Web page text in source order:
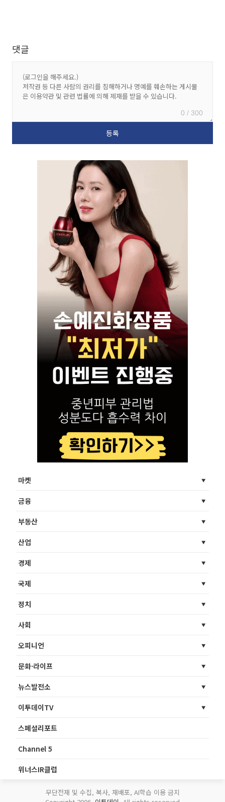
댓글
0 / 300
마켓
금융
부동산
산업
경제
국제
정치
사회
오피니언
문화·라이프
뉴스발전소
이투데이TV
스페셜리포트
Channel 5
위너스IR클럽
무단전재 및 수집, 복사, 재배포, AI학습 이용 금지